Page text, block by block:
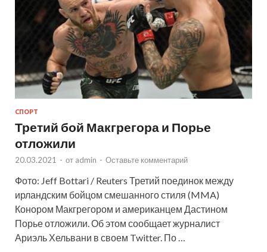
СПОРТ
Третий бой Макгрегора и Порье
отложили
20.03.2021 - от admin - Оставьте комментарий
Фото: Jeff Bottari / Reuters Третий поединок между
ирландским бойцом смешанного стиля (MMA)
Конором Макгрегором и американцем Дастином
Порье отложили. Об этом сообщает журналист
Ариэль Хельвани в своем Twitter. По …